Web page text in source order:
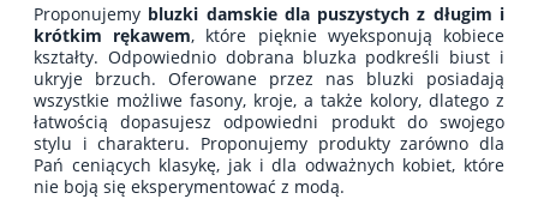
Proponujemy bluzki damskie dla puszystych z długim i
krótkim rękawem, które pięknie wyeksponują kobiece
kształty. Odpowiednio dobrana bluzka podkreśli biust i
ukryje brzuch. Oferowane przez nas bluzki posiadają
wszystkie możliwe fasony, kroje, a także kolory, dlatego z
łatwością dopasujesz odpowiedni produkt do swojego
stylu i charakteru. Proponujemy produkty zarówno dla
Pań ceniących klasykę, jak i dla odważnych kobiet, które
nie boją się eksperymentować z modą.